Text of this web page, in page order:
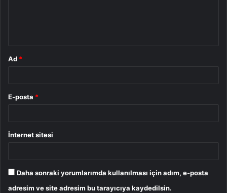
Ad *
E-posta *
İnternet sitesi
Daha sonraki yorumlarımda kullanılması için adım, e-posta
adresim ve site adresim bu tarayıcıya kaydedilsin.